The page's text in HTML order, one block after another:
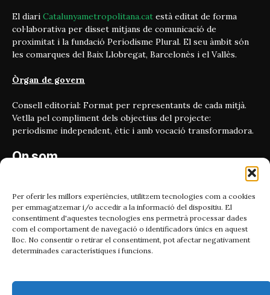
Per oferir les millors experiències, utilitzem tecnologies com a cookies
per emmagatzemar i/o accedir a la informació del dispositiu. El
consentiment d'aquestes tecnologies ens permetrà processar dades
com el comportament de navegació o identificadors únics en aquest
lloc. No consentir o retirar el consentiment, pot afectar negativament
determinades característiques i funcions.
El diari Catalunyametropolitana.cat està editat de forma
col·laborativa per disset mitjans de comunicació de
proximitat i la fundació Periodisme Plural. El seu àmbit són
les comarques del Baix Llobregat, Barcelonès i el Vallès.
Òrgan de govern
Consell editorial: Format per representants de cada mitjà.
Vetlla pel compliment dels objectius del projecte:
periodisme independent, ètic i amb vocació transformadora.
On som
08010, Barcelona
Contacta'ns
Email:
catmet@periodismeplural.cat
Telèfon: